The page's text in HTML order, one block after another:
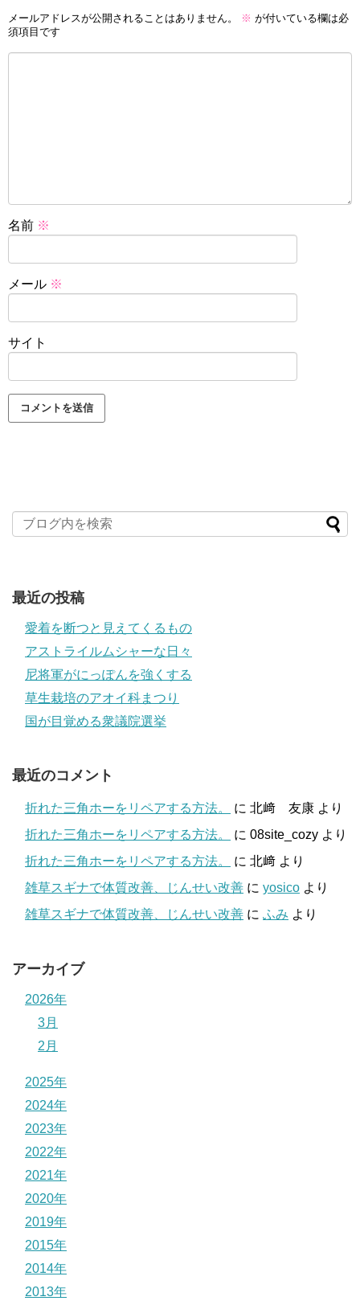
メールアドレスが公開されることはありません。 ※ が付いている欄は必
須項目です
名前 ※
メール ※
サイト
最近の投稿
愛着を断つと見えてくるもの
アストライルムシャーな日々
尼将軍がにっぽんを強くする
草生栽培のアオイ科まつり
国が目覚める衆議院選挙
最近のコメント
折れた三角ホーをリペアする方法。 に 北﨑 友康 より
折れた三角ホーをリペアする方法。
に 08site_cozy より
折れた三角ホーをリペアする方法。
に 北﨑 より
雑草スギナで体質改善、じんせい改善 に yosico より
雑草スギナで体質改善、じんせい改善 に ふみ より
アーカイブ
2026年
3月
2月
2025年
2024年
2023年
2022年
2021年
2020年
2019年
2015年
2014年
2013年